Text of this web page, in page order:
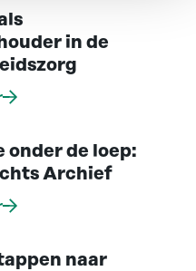
in de
onder de loep:
Archief
naar